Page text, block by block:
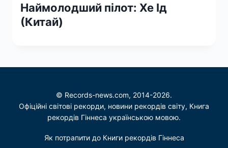
Наймолодший пілот: Хе Ід
(Китай)
© Records-news.com, 2014-2026.
Офіційні світові рекорди, новини рекордів світу, Книга
рекордів Гіннеса українською мовою.
Як потрапити до Книги рекордів Гіннеса